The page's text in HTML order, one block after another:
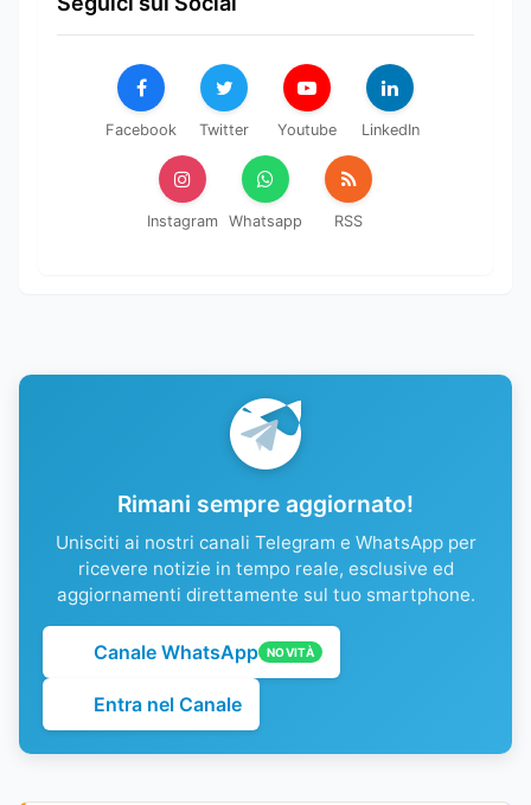
Facebook Twitter Youtube LinkedIn
Instagram Whatsapp RSS
Rimani sempre aggiornato!
Unisciti ai nostri canali Telegram e WhatsApp per
ricevere notizie in tempo reale, esclusive ed
aggiornamenti direttamente sul tuo smartphone.
Canale WhatsApp NOVITÀ
Entra nel Canale